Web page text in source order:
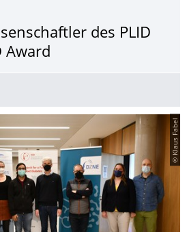
des PLID
Award
© Klaus Fabel